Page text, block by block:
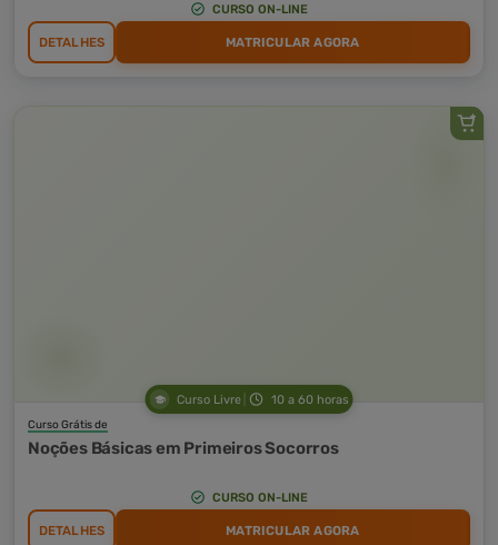
CURSO ON-LINE
DETALHES MATRICULAR AGORA
Curso Livre 10 a 60 horas
Curso Grátis de
Noções Básicas em Primeiros Socorros
CURSO ON-LINE
DETALHES MATRICULAR AGORA